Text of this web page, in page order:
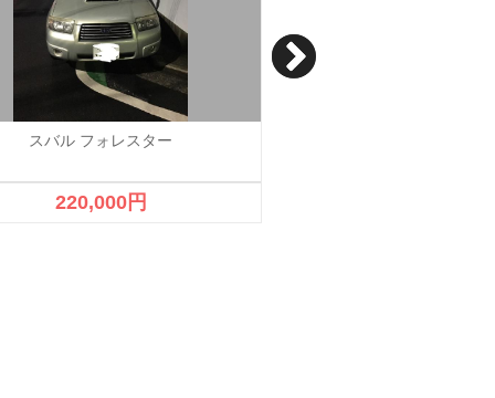
スバル フォレスター
220,000円